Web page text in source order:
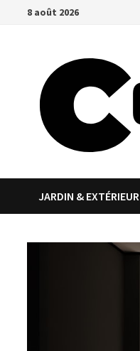
Passer8 août 2026
JARDIN & EXTÉRIEUR